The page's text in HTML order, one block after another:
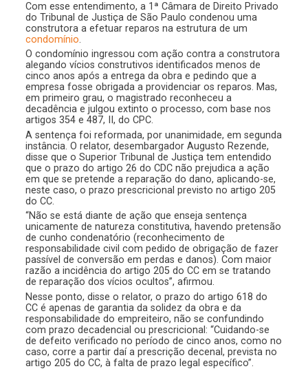
Com esse entendimento, a 1ª Câmara de Direito Privado
do Tribunal de Justiça de São Paulo condenou uma
construtora a efetuar reparos na estrutura de um
condomínio
O condomínio ingressou com ação contra a construtora
alegando vícios construtivos identificados menos de
cinco anos após a entrega da obra e pedindo que a
empresa fosse obrigada a providenciar os reparos. Mas,
em primeiro grau, o magistrado reconheceu a
decadência e julgou extinto o processo, com base nos
artigos 354 e 487, II, do CPC.
A sentença foi reformada, por unanimidade, em segunda
instância. O relator, desembargador Augusto Rezende,
disse que o Superior Tribunal de Justiça tem entendido
que o prazo do artigo 26 do CDC não prejudica a ação
em que se pretende a reparação do dano, aplicando-se,
neste caso, o prazo prescricional previsto no artigo 205
do CC.
“Não se está diante de ação que enseja sentença
unicamente de natureza constitutiva, havendo pretensão
de cunho condenatório (reconhecimento de
responsabilidade civil com pedido de obrigação de fazer
passível de conversão em perdas e danos). Com maior
razão a incidência do artigo 205 do CC em se tratando
de reparação dos vícios ocultos”, afirmou.
Nesse ponto, disse o relator, o prazo do artigo 618 do
CC é apenas de garantia da solidez da obra e da
responsabilidade do empreiteiro, não se confundindo
com prazo decadencial ou prescricional: “Cuidando-se
de defeito verificado no período de cinco anos, como no
caso, corre a partir daí a prescrição decenal, prevista no
artigo 205 do CC, à falta de prazo legal específico”.